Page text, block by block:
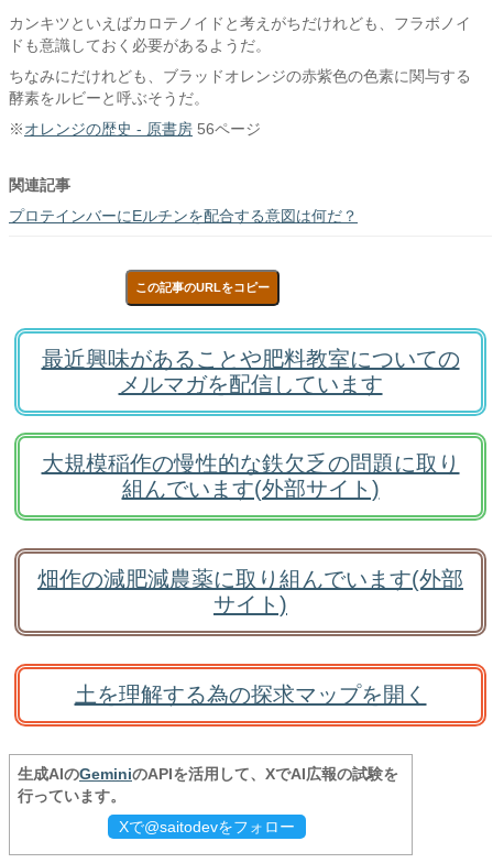
カンキツといえばカロテノイドと考えがちだけれども、フラボノイ
ドも意識しておく必要があるようだ。
ちなみにだけれども、ブラッドオレンジの赤紫色の色素に関与する
酵素をルビーと呼ぶそうだ。
※オレンジの歴史 - 原書房 56ページ
関連記事
プロテインバーにEルチンを配合する意図は何だ？
この記事のURLをコピー
最近興味があることや肥料教室についての
メルマガを配信しています
大規模稲作の慢性的な鉄欠乏の問題に取り
組んでいます(外部サイト)
畑作の減肥減農薬に取り組んでいます(外部
サイト)
土を理解する為の探求マップを開く
生成AIのGeminiのAPIを活用して、XでAI広報の試験を
行っています。
Xで@saitodevをフォロー